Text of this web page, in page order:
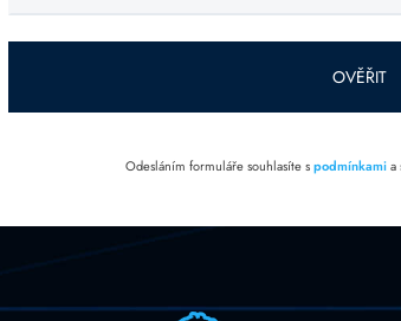
toto pole
prázdné.
OVĚŘIT
Odesláním formuláře souhlasíte spodmínkamia